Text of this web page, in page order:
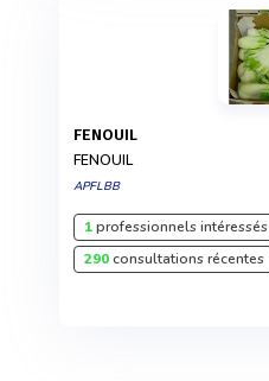
FENOUIL
FENOUIL
APFLBB
1professionnels intéressés
290consultations récentes